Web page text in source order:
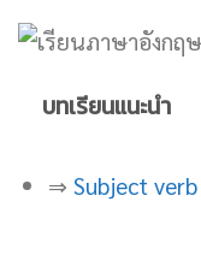
บทเรียนแนะนำ
⇒ Subject